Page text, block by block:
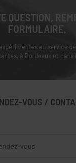
QUESTION,
FORMULAIRE.
au service
à Bordeaux et dans
VOUS /